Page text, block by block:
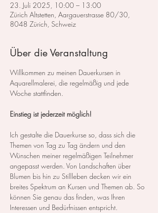
23. Juli 2025, 10:00 – 13:00
Zürich Altstetten, Aargauerstrasse 80/30,
8048 Zürich, Schweiz
Über die Veranstaltung
Willkommen zu meinen Dauerkursen in
Aquarellmalerei, die regelmäßig und jede
Woche stattfinden.
Einstieg ist jederzeit möglich!
Ich gestalte die Dauerkurse so, dass sich die
Themen von Tag zu Tag ändern und den
Wünschen meiner regelmäßigen Teilnehmer
angepasst werden. Von Landschaften über
Blumen bis hin zu Stillleben decken wir ein
breites Spektrum an Kursen und Themen ab. So
können Sie genau das finden, was Ihren
Interessen und Bedürfnissen entspricht.